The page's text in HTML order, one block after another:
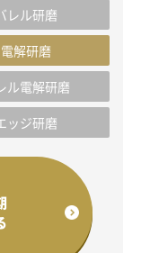
レル研磨
電解研磨
ル電解研磨
ッジ研磨